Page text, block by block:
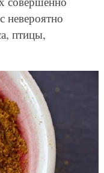
невероятно
птицы,